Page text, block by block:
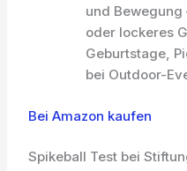
und Bewegung
oder lockeres
Geburtstage,
bei Outdoor-
Bei Amazon kaufen
Spikeball Test bei